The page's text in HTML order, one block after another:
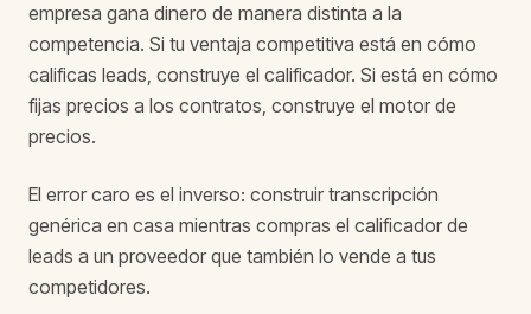
empresa gana dinero de manera distinta a la
competencia. Si tu ventaja competitiva está en cómo
calificas leads, construye el calificador. Si está en cómo
fijas precios a los contratos, construye el motor de
precios.
El error caro es el inverso: construir transcripción
genérica en casa mientras compras el calificador de
leads a un proveedor que también lo vende a tus
competidores.